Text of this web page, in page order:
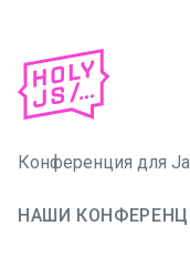
Конференция для
НАШИ